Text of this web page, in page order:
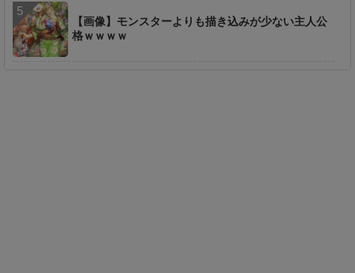
【画像】モンスターよりも描き込みが少ない主人公
格ｗｗｗｗ